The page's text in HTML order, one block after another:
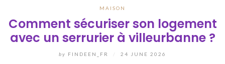
MAISON
Comment sécuriser son logement
avec un serrurier à villeurbanne ?
by FINDEEN_FR 24 JUNE 2026